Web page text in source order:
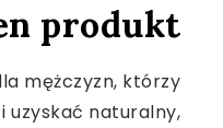
produkt
mężczyzn, którzy
uzyskać naturalny,